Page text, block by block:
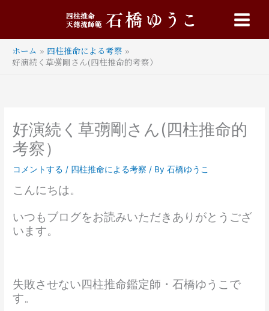
Main
ホーム
四柱推命による考察
好演続く草彅剛さん(四柱推命的考察）
好演続く草彅剛さん(四柱推命的
考察）
コメントする / 四柱推命による考察 / By石橋ゆうこ
こんにちは。
いつもブログをお読みいただきありがとうござ
います。
失敗させない四柱推命鑑定師・石橋ゆうこで
す。